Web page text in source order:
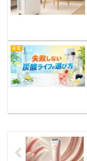
家電